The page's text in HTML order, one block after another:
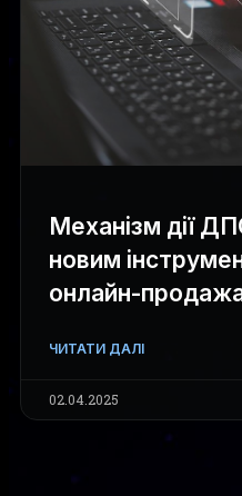
Механізм дії
новим
онлайн-
ЧИТАТИ ДАЛІ
02.04.2025